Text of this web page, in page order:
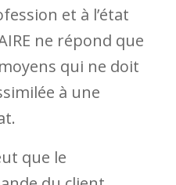
et à l’état
ne répond que
qui ne doit
à une
que le